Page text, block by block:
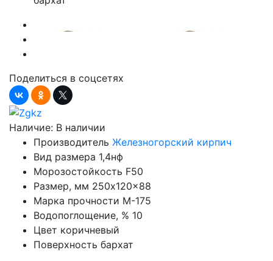
Поделиться в соцсетях
Наличие: В наличии
Производитель Железногорский кирпич
Вид размера 1,4нф
Морозостойкость F50
Размер, мм 250x120x88
Марка прочности М-175
Водопоглощение, % 10
Цвет коричневый
Поверхность бархат